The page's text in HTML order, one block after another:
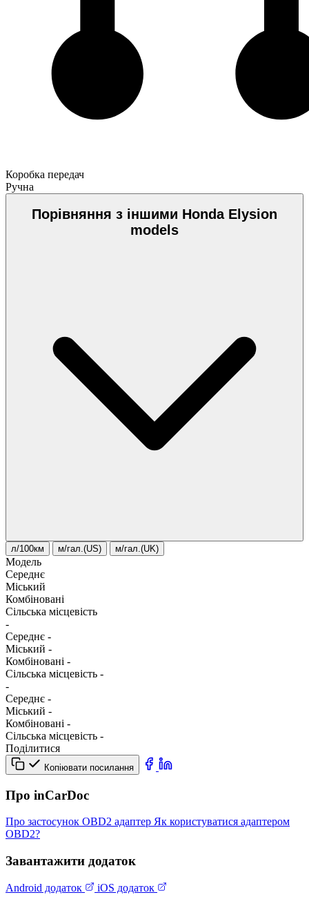
Коробка передач
Ручна
Порівняння з іншими Honda Elysion
models
л/100км м/гал.(US) м/гал.(UK)
Модель
Середнє
Міський
Комбіновані
Сільська місцевість
-
Середнє -
Міський -
Комбіновані -
Сільська місцевість -
-
Середнє -
Міський -
Комбіновані -
Сільська місцевість -
Поділитися
Копіювати посилання
Про inCarDoc
Про застосунок OBD2 адаптер Як користуватися адаптером
OBD2?
Завантажити додаток
Android додаток iOS додаток